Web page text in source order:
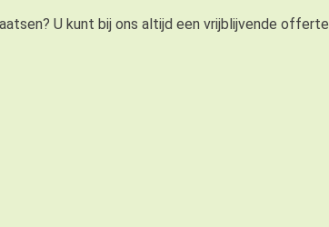
U kunt bij ons altijd een vrijblijvende offerte